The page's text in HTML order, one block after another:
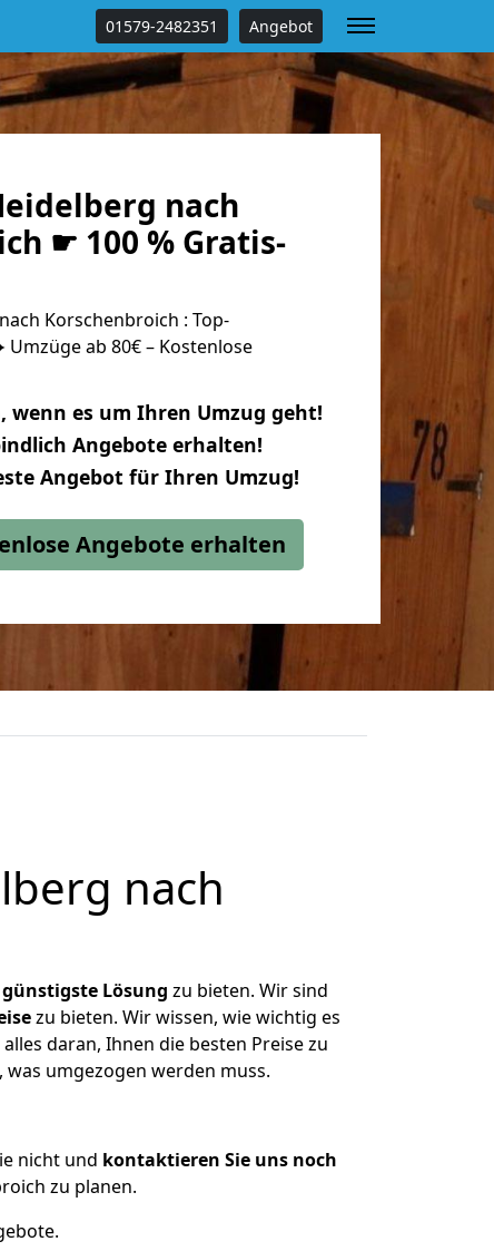
01579-2482351 Angebot
nach
☛ 100 % Gratis-
Korschenbroich : Top-
ab 80€ – Kostenlose
wenn es um Ihren Umzug geht!
Angebote erhalten!
Angebot für Ihren Umzug!
Angebote erhalten
nach
günstigste Lösung zu bieten. Wir sind
zu bieten. Wir wissen, wie wichtig es
daran, Ihnen die besten Preise zu
umgezogen werden muss.
nicht und kontaktieren Sie uns noch
zu planen.